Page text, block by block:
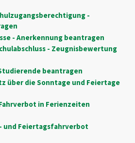
-
- Anerkennung beantragen
- Zeugnisbewertung
beantragen
über die Sonntage und Feiertage
in Ferienzeiten
und Feiertagsfahrverbot